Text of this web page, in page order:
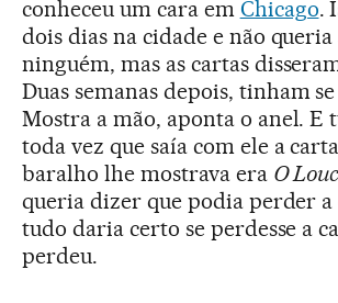
conheceu um cara em Chicago.
dois dias na cidade e não
ninguém, mas as cartas
Duas semanas depois, tinham se
Mostra a mão, aponta o anel. E
toda vez que saía com ele a
baralho lhe mostrava era O
queria dizer que podia perder a
tudo daria certo se perdesse a
perdeu.